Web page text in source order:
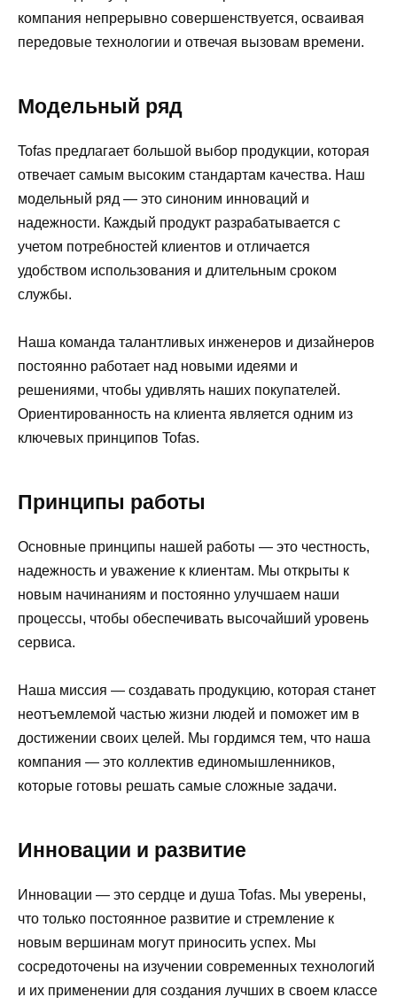
компания непрерывно совершенствуется, осваивая
передовые технологии и отвечая вызовам времени.
Модельный ряд
Tofas предлагает большой выбор продукции, которая
отвечает самым высоким стандартам качества. Наш
модельный ряд — это синоним инноваций и
надежности. Каждый продукт разрабатывается с
учетом потребностей клиентов и отличается
удобством использования и длительным сроком
службы.
Наша команда талантливых инженеров и дизайнеров
постоянно работает над новыми идеями и
решениями, чтобы удивлять наших покупателей.
Ориентированность на клиента является одним из
ключевых принципов Tofas.
Принципы работы
Основные принципы нашей работы — это честность,
надежность и уважение к клиентам. Мы открыты к
новым начинаниям и постоянно улучшаем наши
процессы, чтобы обеспечивать высочайший уровень
сервиса.
Наша миссия — создавать продукцию, которая станет
неотъемлемой частью жизни людей и поможет им в
достижении своих целей. Мы гордимся тем, что наша
компания — это коллектив единомышленников,
которые готовы решать самые сложные задачи.
Инновации и развитие
Инновации — это сердце и душа Tofas. Мы уверены,
что только постоянное развитие и стремление к
новым вершинам могут приносить успех. Мы
сосредоточены на изучении современных технологий
и их применении для создания лучших в своем классе